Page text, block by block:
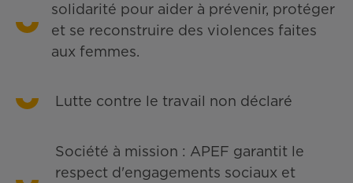
solidarité pour aider à prévenir, protéger
et se reconstruire des violences faites
aux femmes.
Lutte contre le travail non déclaré
Société à mission : APEF garantit le
respect d'engagements sociaux et